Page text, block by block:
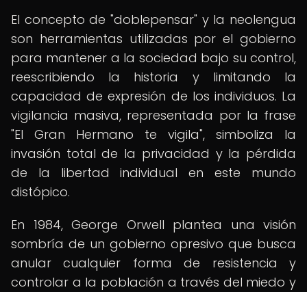
El concepto de "doblepensar" y la neolengua
son herramientas utilizadas por el gobierno
para mantener a la sociedad bajo su control,
reescribiendo la historia y limitando la
capacidad de expresión de los individuos. La
vigilancia masiva, representada por la frase
"El Gran Hermano te vigila", simboliza la
invasión total de la privacidad y la pérdida
de la libertad individual en este mundo
distópico.
En 1984, George Orwell plantea una visión
sombría de un gobierno opresivo que busca
anular cualquier forma de resistencia y
controlar a la población a través del miedo y